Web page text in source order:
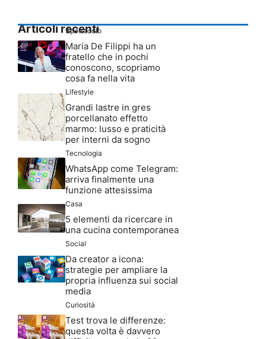
Articoli recenti
Spettacolo
Maria De Filippi ha un
fratello che in pochi
conoscono, scopriamo
cosa fa nella vita
Lifestyle
Grandi lastre in gres
porcellanato effetto
marmo: lusso e praticità
per interni da sogno
Tecnologia
WhatsApp come Telegram:
arriva finalmente una
funzione attesissima
Casa
5 elementi da ricercare in
una cucina contemporanea
Social
Da creator a icona:
strategie per ampliare la
propria influenza sui social
media
Curiosità
Test trova le differenze:
questa volta è davvero